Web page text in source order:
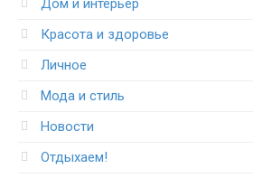
Дом и интерьер
Красота и здоровье
Личное
Мода и стиль
Новости
Отдыхаем!